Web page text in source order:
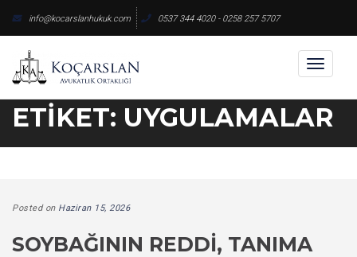
content
info@kocarslanhukuk.com 0537 344 4020 - 0258 257 5707
Toggle
ETIKET: UYGULAMALAR
Posted on Haziran 15, 2026
SOYBAĞININ REDDI, TANIMA